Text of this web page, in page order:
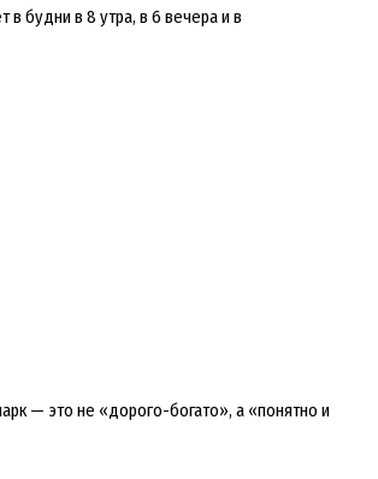
в будни в 8 утра, в 6 вечера и в
— это не «дорого-богато», а «понятно и